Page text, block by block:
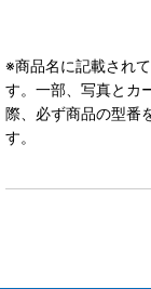
※商品名に記載され
す。一部、写真とカ
際、必ず商品の型番
す。